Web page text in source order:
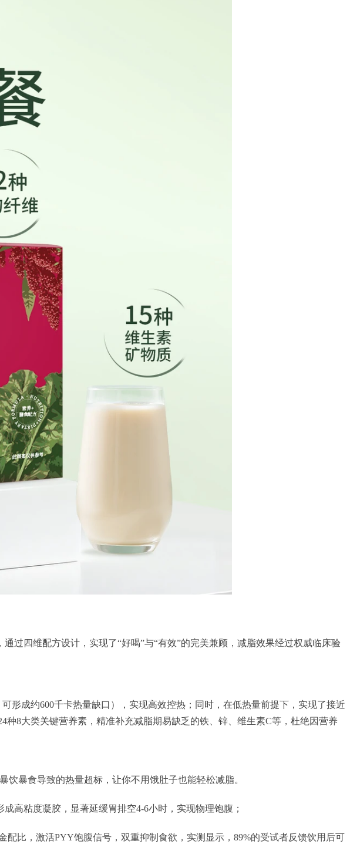
过四维配方设计，实现了“好喝”与“有效”的完美兼顾，减脂效果经过权威临床验
形成约600千卡热量缺口），实现高效控热；同时，在低热量前提下，实现了接近
种8大类关键营养素，精准补充减脂期易缺乏的铁、锌、维生素C等，杜绝因营养
暴食导致的热量超标，让你不用饿肚子也能轻松减脂。
高粘度凝胶，显著延缓胃排空4-6小时，实现物理饱腹；
比，激活PYY饱腹信号，双重抑制食欲，实测显示，89%的受试者反馈饮用后可